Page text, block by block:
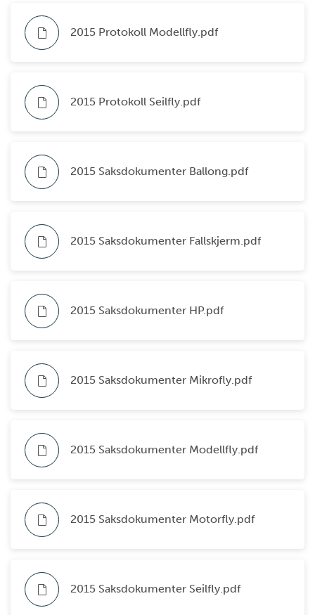
2015 Protokoll Modellfly.pdf
2015 Protokoll Seilfly.pdf
2015 Saksdokumenter Ballong.pdf
2015 Saksdokumenter Fallskjerm.pdf
2015 Saksdokumenter HP.pdf
2015 Saksdokumenter Mikrofly.pdf
2015 Saksdokumenter Modellfly.pdf
2015 Saksdokumenter Motorfly.pdf
2015 Saksdokumenter Seilfly.pdf